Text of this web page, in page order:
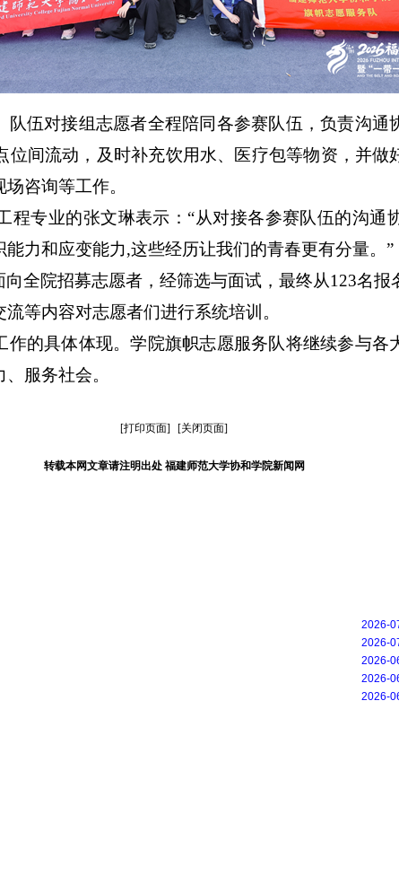
队伍对接组志愿者全程陪同各参赛队伍，负责沟通
位间流动，及时补充饮用水、医疗包等物资，并做
咨询等工作。
程专业的张文琳表示：“从对接各参赛队伍的沟通
力和应变能力,这些经历让我们的青春更有分量。 ”
向全院招募志愿者，经筛选与面试 ， 最终从123名报
流等内容对志愿者们进行系统培训。
的具体体现。学院旗帜志愿服务队将继续参与各
服务社会。
[打印页面] [关闭页面]
转载本网文章请注明出处 福建师范大学协和学院新闻网